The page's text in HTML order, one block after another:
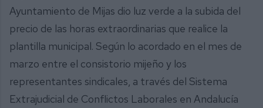
Ayuntamiento de Mijas dio luz verde a la subida del
precio de las horas extraordinarias que realice la
plantilla municipal. Según lo acordado en el mes de
marzo entre el consistorio mijeño y los
representantes sindicales, a través del Sistema
Extrajudicial de Conflictos Laborales en Andalucía